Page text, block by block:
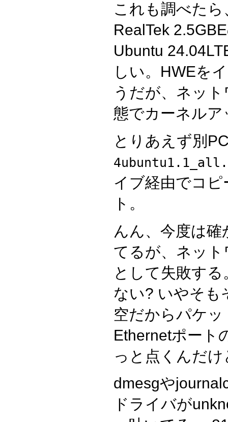
これも調べた
RealTek
Ubuntu
しい。HWEを
うだが、ネッ
態でカーネル
とりあえず別
イブ経由でコピ
ト。
んん、今度は
てるが、ネッ
として失敗す
ない? いやそも
空だからパケ
Ethernetポート
っと点くんだけ
dmesgや
ドライバが